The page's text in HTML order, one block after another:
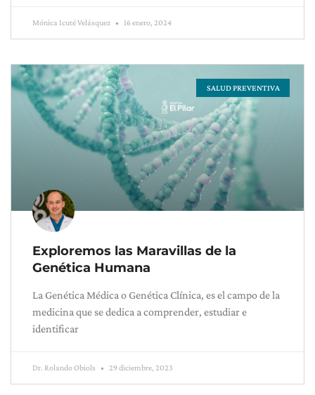
Mónica Icuté Velásquez 16 enero, 2024
SALUD PREVENTIVA
Exploremos las Maravillas de la
Genética Humana
La Genética Médica o Genética Clínica, es el campo de la
medicina que se dedica a comprender, estudiar e
identificar
Dr. Rolando Obiols 29 diciembre, 2023